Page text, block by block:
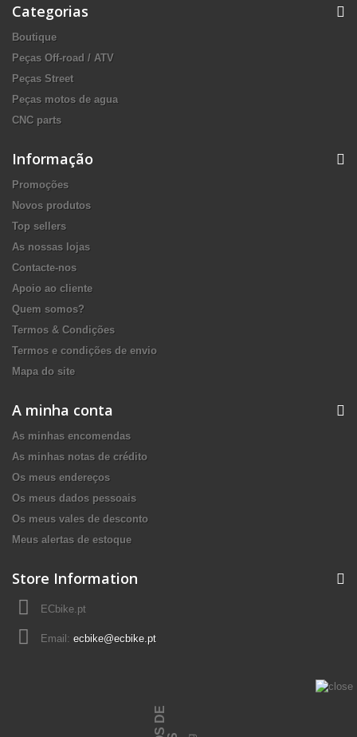
Categorias
Boutique
Peças Off-road / ATV
Peças Street
Peças motos de agua
CNC parts
Informação
Promoções
Novos produtos
Top sellers
As nossas lojas
Contacte-nos
Apoio ao cliente
Quem somos?
Termos & Condições
Termos e condições de envio
Mapa do site
A minha conta
As minhas encomendas
As minhas notas de crédito
Os meus endereços
Os meus dados pessoais
Os meus vales de desconto
Meus alertas de estoque
Store Information
ECbike.pt
Email: ecbike@ecbike.pt